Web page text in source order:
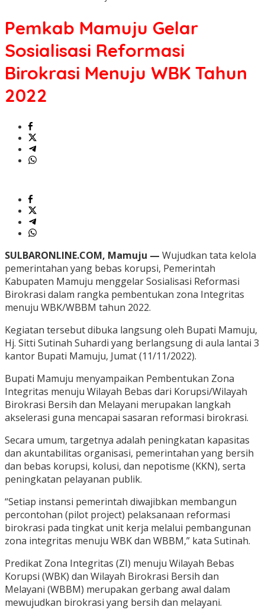
Pemkab Mamuju Gelar
Sosialisasi Reformasi
Birokrasi Menuju WBK Tahun
2022
SULBARONLINE.COM, Mamuju — Wujudkan tata kelola
pemerintahan yang bebas korupsi, Pemerintah
Kabupaten Mamuju menggelar Sosialisasi Reformasi
Birokrasi dalam rangka pembentukan zona Integritas
menuju WBK/WBBM tahun 2022.
Kegiatan tersebut dibuka langsung oleh Bupati Mamuju,
Hj. Sitti Sutinah Suhardi yang berlangsung di aula lantai 3
kantor Bupati Mamuju, Jumat (11/11/2022).
Bupati Mamuju menyampaikan Pembentukan Zona
Integritas menuju Wilayah Bebas dari Korupsi/Wilayah
Birokrasi Bersih dan Melayani merupakan langkah
akselerasi guna mencapai sasaran reformasi birokrasi.
Secara umum, targetnya adalah peningkatan kapasitas
dan akuntabilitas organisasi, pemerintahan yang bersih
dan bebas korupsi, kolusi, dan nepotisme (KKN), serta
peningkatan pelayanan publik.
“Setiap instansi pemerintah diwajibkan membangun
percontohan (pilot project) pelaksanaan reformasi
birokrasi pada tingkat unit kerja melalui pembangunan
zona integritas menuju WBK dan WBBM,” kata Sutinah.
Predikat Zona Integritas (ZI) menuju Wilayah Bebas
Korupsi (WBK) dan Wilayah Birokrasi Bersih dan
Melayani (WBBM) merupakan gerbang awal dalam
mewujudkan birokrasi yang bersih dan melayani.